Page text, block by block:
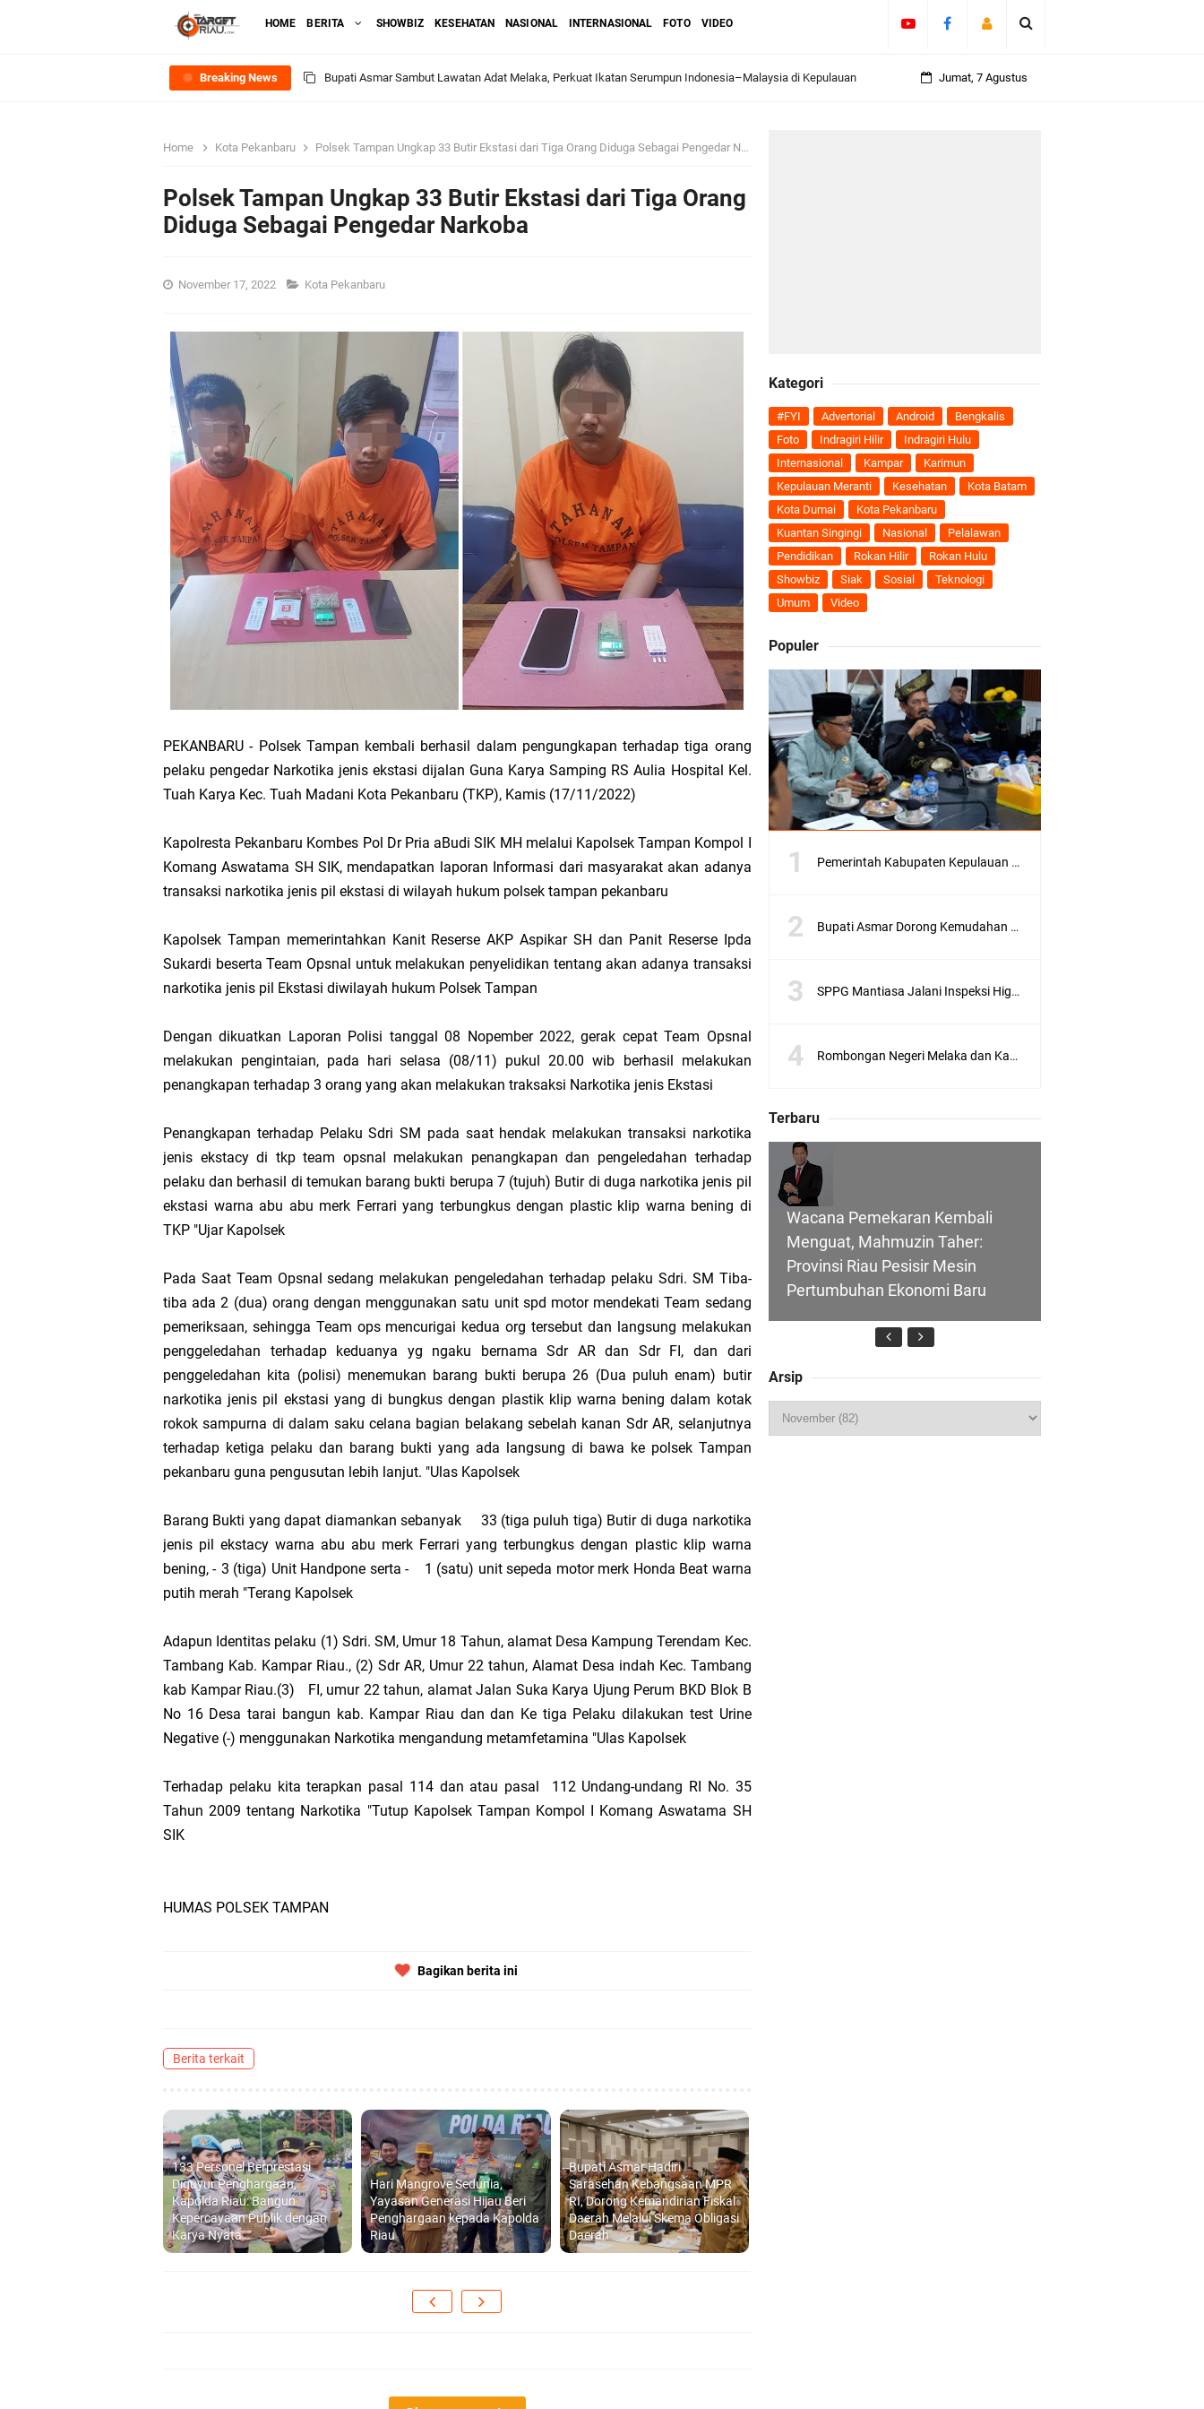
HOME BERITA SHOWBIZ KESEHATAN NASIONAL INTERNASIONAL FOTO VIDEO
Breaking News Bupati Asmar Sambut Lawatan Adat Melaka, Perkuat Ikatan Serumpun Indonesia–Malaysia di Kepulauan
Rekomendasi Banggar
Bupati Asmar Tegaskan MoU Pemkab dan PLN Harus Berdampak Nyata bagi Masyarakat Meranti
Wacana Pemekaran Kembali Menguat, Mahmuzin Taher: Provinsi Riau Pesisir Mesin Pertumbuhan Ekonomi
Bupati Asmar dan PLN UP3 Dumai Perkuat Sinergi, Pastikan Layanan Listrik Kepulauan Meranti Semakin Andal
Pemerintah Kabupaten Kepulauan Meranti Kembali Merombak 3 Pejabat Eselon III. A Serta III. B
Pemkab Meranti dan Unilak Perkuat Sinergi Tingkatkan Kualitas SDM Daerah
133 Personel Berprestasi Diguyur Penghargaan, Kapolda Riau: Bangun Kepercayaan Publik dengan Karya Nyata
Pengurus PWI Kepulauan Meranti Periode 2026–2029 Resmi Dilantik
Wabup Muzamil Bahas Penegasan Batas Wilayah Kepulauan Meranti, Kemendagri Beri Arahan Pengusulan
Hak DBH
Bupati Asmar Dorong Kemudahan Layanan Pensiun ASN melalui Sinergi dengan BRK Syariah
Hari Mangrove Sedunia, Yayasan Generasi Hijau Beri Penghargaan kepada Kapolda Riau
Audiensi Bupati Asmar Berbuah Komitmen BNPP RI Kawal Pembangunan Kawasan Perbatasan Meranti
Feni Utami Angkat Suara, Lagi-Lagi Fitnah Penipuan Terpa Bidang Saspras Disdik Kepulauan Meranti
DPP PKB Lantik H. Asmar sebagai Ketua DPC PKB Kepulauan Meranti Periode 2026–2031
Pelepasan TEP 2026 IPB University, Wamen Viva Yoga: Kampus Berkontribusi Memajukan Kawasan
Bupati Meranti Perjuangkan Status Jalan Nasional, Usulkan Ruas Strategis dan Jembatan Penghubung ke
Kementerian PU
Bupati Asmar Hadiri Sarasehan Kebangsaan MPR RI, Dorong Kemandirian Fiskal Daerah Melalui Skema
Obligasi Daerah
HUT IBI Ke-75, Bupati Asmar: Bidan Garda Terdepan Wujudkan Generasi Emas Indonesia 2045
Rombongan Negeri Melaka dan Kapolres Meranti Ditepungtawari, Sinergi Adat hingga Green Policing Menguat
Jumat, 7 Agustus
Home Kota Pekanbaru Polsek Tampan Ungkap 33 Butir Ekstasi dari Tiga Orang Diduga Sebagai Pengedar Narkoba
Polsek Tampan Ungkap 33 Butir Ekstasi dari Tiga Orang
Diduga Sebagai Pengedar Narkoba
November 17, 2022 Kota Pekanbaru
PEKANBARU - Polsek Tampan kembali berhasil dalam pengungkapan terhadap tiga orang
pelaku pengedar Narkotika jenis ekstasi dijalan Guna Karya Samping RS Aulia Hospital Kel.
Tuah Karya Kec. Tuah Madani Kota Pekanbaru (TKP), Kamis (17/11/2022)
Kapolresta Pekanbaru Kombes Pol Dr Pria aBudi SIK MH melalui Kapolsek Tampan Kompol I
Komang Aswatama SH SIK, mendapatkan laporan Informasi dari masyarakat akan adanya
transaksi narkotika jenis pil ekstasi di wilayah hukum polsek tampan pekanbaru
Kapolsek Tampan memerintahkan Kanit Reserse AKP Aspikar SH dan Panit Reserse Ipda
Sukardi beserta Team Opsnal untuk melakukan penyelidikan tentang akan adanya transaksi
narkotika jenis pil Ekstasi diwilayah hukum Polsek Tampan
Dengan dikuatkan Laporan Polisi tanggal 08 Nopember 2022, gerak cepat Team Opsnal
melakukan pengintaian, pada hari selasa (08/11) pukul 20.00 wib berhasil melakukan
penangkapan terhadap 3 orang yang akan melakukan traksaksi Narkotika jenis Ekstasi
Penangkapan terhadap Pelaku Sdri SM pada saat hendak melakukan transaksi narkotika
jenis ekstacy di tkp team opsnal melakukan penangkapan dan pengeledahan terhadap
pelaku dan berhasil di temukan barang bukti berupa 7 (tujuh) Butir di duga narkotika jenis pil
ekstasi warna abu abu merk Ferrari yang terbungkus dengan plastic klip warna bening di
TKP "Ujar Kapolsek
Pada Saat Team Opsnal sedang melakukan pengeledahan terhadap pelaku Sdri. SM Tiba-
tiba ada 2 (dua) orang dengan menggunakan satu unit spd motor mendekati Team sedang
pemeriksaan, sehingga Team ops mencurigai kedua org tersebut dan langsung melakukan
penggeledahan terhadap keduanya yg ngaku bernama Sdr AR dan Sdr FI, dan dari
penggeledahan kita (polisi) menemukan barang bukti berupa 26 (Dua puluh enam) butir
narkotika jenis pil ekstasi yang di bungkus dengan plastik klip warna bening dalam kotak
rokok sampurna di dalam saku celana bagian belakang sebelah kanan Sdr AR, selanjutnya
terhadap ketiga pelaku dan barang bukti yang ada langsung di bawa ke polsek Tampan
pekanbaru guna pengusutan lebih lanjut. "Ulas Kapolsek
Barang Bukti yang dapat diamankan sebanyak
33 (tiga puluh tiga) Butir di duga narkotika
jenis pil ekstacy warna abu abu merk Ferrari yang terbungkus dengan plastic klip warna
bening, - 3 (tiga) Unit Handpone serta -
1 (satu) unit sepeda motor merk Honda Beat warna
putih merah "Terang Kapolsek
Adapun Identitas pelaku (1) Sdri. SM, Umur 18 Tahun, alamat Desa Kampung Terendam Kec.
Tambang Kab. Kampar Riau., (2) Sdr AR, Umur 22 tahun, Alamat Desa indah Kec. Tambang
kab Kampar Riau.(3)
FI, umur 22 tahun, alamat Jalan Suka Karya Ujung Perum BKD Blok B
No 16 Desa tarai bangun kab. Kampar Riau dan dan Ke tiga Pelaku dilakukan test Urine
Negative (-) menggunakan Narkotika mengandung metamfetamina "Ulas Kapolsek
Terhadap pelaku kita terapkan pasal 114 dan atau pasal 112 Undang-undang RI No. 35
Tahun 2009 tentang Narkotika "Tutup Kapolsek Tampan Kompol I Komang Aswatama SH
SIK
HUMAS POLSEK TAMPAN
Bagikan berita ini
Berita terkait
133 Personel Berprestasi
Diguyur Penghargaan,
Kapolda Riau: Bangun
Kepercayaan Publik dengan
Karya Nyata
Hari Mangrove Sedunia,
Yayasan Generasi Hijau Beri
Penghargaan kepada Kapolda
Riau
Bupati Asmar Hadiri
Sarasehan Kebangsaan MPR
RI, Dorong Kemandirian Fiskal
Daerah Melalui Skema Obligasi
Daerah
Kategori
#FYI Advertorial Android
Bengkalis
Foto
Indragiri Hilir
Indragiri Hulu
Internasional
Kampar
Karimun
Kepulauan Meranti
Kesehatan
Kota Batam
Kota Dumai
Kota Pekanbaru
Kuantan Singingi
Nasional
Pelalawan
Pendidikan
Rokan Hilir
Rokan Hulu
Showbiz
Siak Sosial
Teknologi
Umum
Video
Populer
Pemerintah Kabupaten Kepulauan Meranti Kembali Merombak 3 Pejabat Eselon III. A Serta III. B
Bupati Asmar Dorong Kemudahan Layanan Pensiun ASN melalui Sinergi dengan BRK Syariah
SPPG Mantiasa Jalani Inspeksi Higiene dan Sanitasi Pangan
Rombongan Negeri Melaka dan Kapolres Meranti Ditepungtawari, Sinergi Adat hingga Green Policing Menguat
Terbaru
Wacana Pemekaran Kembali
Menguat, Mahmuzin Taher:
Provinsi Riau Pesisir Mesin
Pertumbuhan Ekonomi Baru
HUT IBI Ke-75, Bupati Asmar:
Arsip